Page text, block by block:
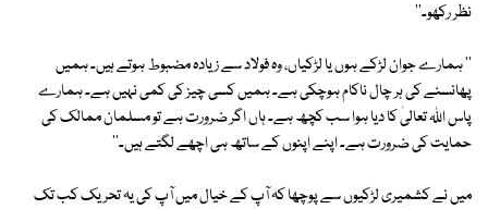
نظر رکھو۔''
'' ہمارے جوان لڑکے ہوں یا لڑکیاں، وہ فولاد سے زیادہ مضبوط ہوتے ہیں۔ ہمیں
پھانسنے کی ہر چال ناکام ہوچکی ہے۔ ہمیں کسی چیز کی کمی نہیں ہے۔ ہمارے
پاس اللہ تعالیٰ کا دیا ہوا سب کچھ ہے۔ ہاں اگر ضرورت ہے تو مسلمان ممالک کی
حمایت کی ضرورت ہے۔ اپنے اپنوں کے ساتھ ہی اچھے لگتے ہیں۔''
میں نے کشمیری لڑکیوں سے پوچھا کہ آپ کے خیال میں آپ کی یہ تحریک کب تک